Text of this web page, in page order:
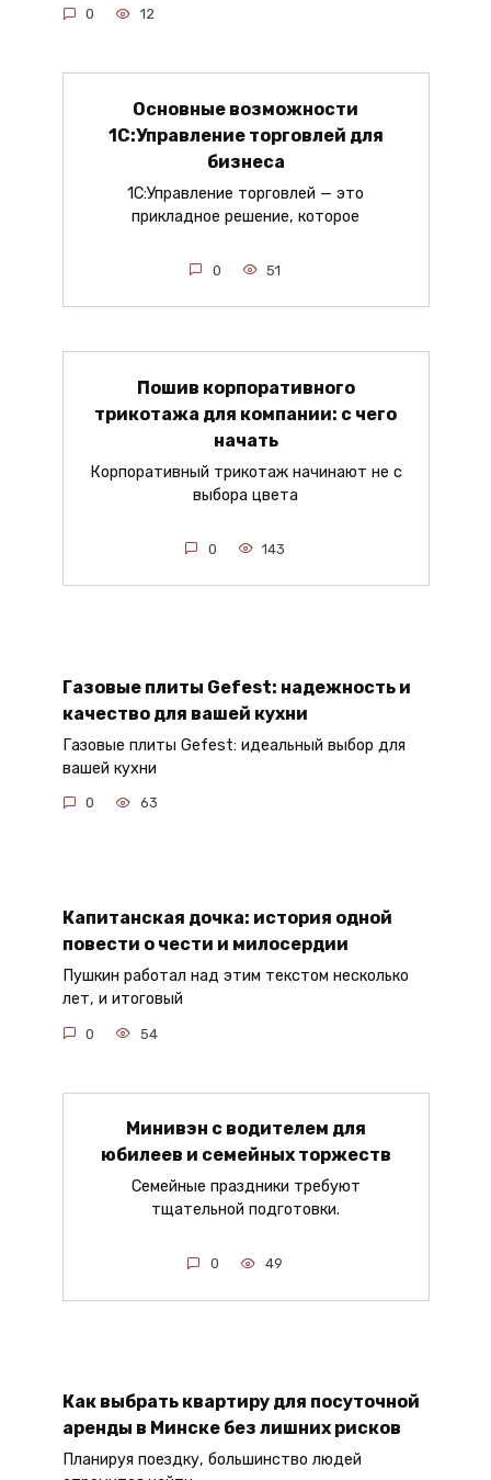
0 12
Основные возможности
1С:Управление торговлей для
бизнеса
1С:Управление торговлей — это
прикладное решение, которое
0 51
Пошив корпоративного
трикотажа для компании: с чего
начать
Корпоративный трикотаж начинают не с
выбора цвета
0 143
Газовые плиты Gefest: надежность и
качество для вашей кухни
Газовые плиты Gefest: идеальный выбор для
вашей кухни
0 63
Капитанская дочка: история одной
повести о чести и милосердии
Пушкин работал над этим текстом несколько
лет, и итоговый
0 54
Минивэн с водителем для
юбилеев и семейных торжеств
Семейные праздники требуют
тщательной подготовки.
0 49
Как выбрать квартиру для посуточной
аренды в Минске без лишних рисков
Планируя поездку, большинство людей